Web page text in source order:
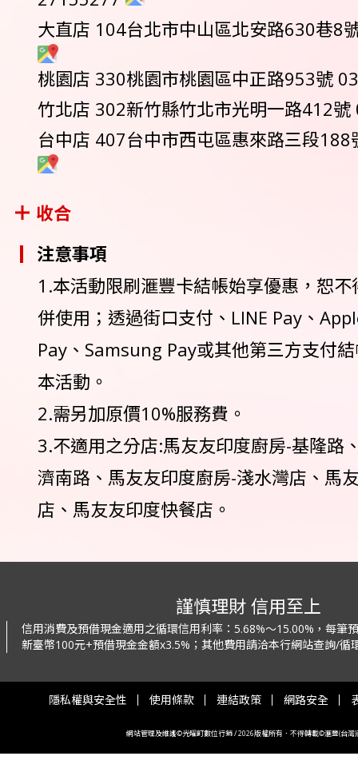
大直店 104台北市中山區北安路630巷8
桃園店 330桃園市桃園區中正路953號
竹北店 302新竹縣竹北市光明一路412
台中店 407台中市西屯區惠來路三段
收合
注意事項
1.本活動限刷滙豐卡結帳始享優惠，恕
併使用；透過街口支付、LINE Pay、
Pay、Samsung Pay或其他第三方支付
本活動。
2.需另加原價10%服務費。
3.不適用之分店:馬友友印度廚房-基隆路
濟南路、馬友友印度廚房-淺水灣店、馬
店、馬友友印度快餐店。
謹慎理財 信用至上
信用消費及預借現金適用之循環信用利率： 5.68%～15.00%，每筆
新臺幣100元+預借現金金額x3.5%； 其他費用請洽本行網站查詢/循
隱私權與安全性 使用條款 連結政策 網路安全
網站管理及維護©光曜町數位行銷 / 2026版權所有．不得轉載©滙豐(台灣